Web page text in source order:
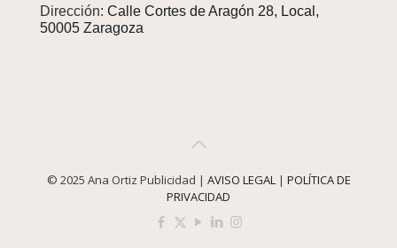
Dirección: Calle Cortes de Aragón 28, Local,
50005 Zaragoza
© 2025 Ana Ortiz Publicidad | AVISO LEGAL | POLÍTICA DE
PRIVACIDAD